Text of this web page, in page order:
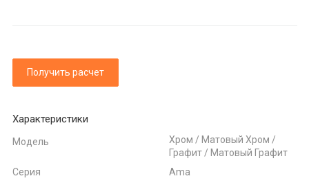
Получить расчет
Характеристики
Модель
Хром / Матовый Хром /
Графит / Матовый Графит
Серия
Ama